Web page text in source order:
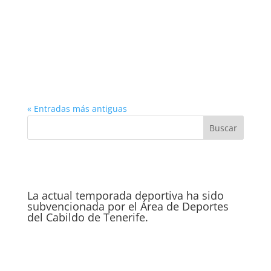
« Entradas más antiguas
La actual temporada deportiva ha sido
subvencionada por el Área de Deportes
del Cabildo de Tenerife.